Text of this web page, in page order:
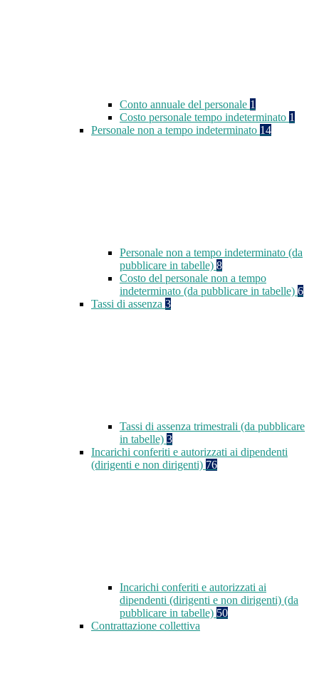
Conto annuale del personale 1
Costo personale tempo indeterminato 1
Personale non a tempo indeterminato 14
Personale non a tempo indeterminato (da
pubblicare in tabelle) 8
Costo del personale non a tempo
indeterminato (da pubblicare in tabelle) 6
Tassi di assenza 3
Tassi di assenza trimestrali (da pubblicare
in tabelle) 3
Incarichi conferiti e autorizzati ai dipendenti
(dirigenti e non dirigenti) 76
Incarichi conferiti e autorizzati ai
dipendenti (dirigenti e non dirigenti) (da
pubblicare in tabelle) 50
Contrattazione collettiva